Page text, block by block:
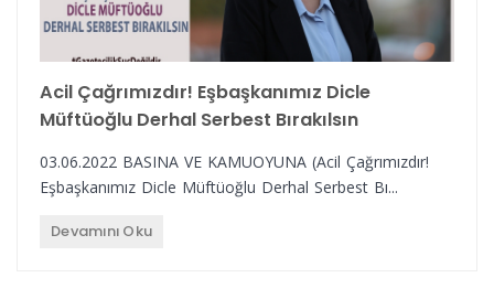
Acil Çağrımızdır! Eşbaşkanımız Dicle
Müftüoğlu Derhal Serbest Bırakılsın
03.06.2022 BASINA VE KAMUOYUNA (Acil Çağrımızdır!
Eşbaşkanımız Dicle Müftüoğlu Derhal Serbest Bı...
Devamını Oku